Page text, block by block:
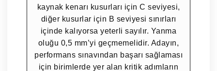
kaynak kenarı kusurları için C seviyesi,
diğer kusurlar için B seviyesi sınırları
içinde kalıyorsa yeterli sayılır. Yanma
oluğu 0,5 mm’yi geçmemelidir. Adayın,
performans sınavından başarı sağlaması
için birimlerde yer alan kritik adımların